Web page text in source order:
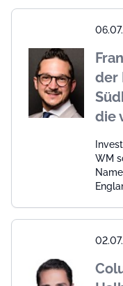
der
die
WM